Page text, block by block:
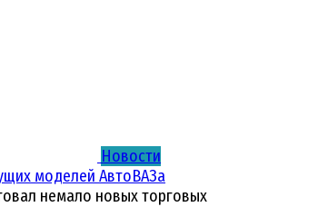
Новости
моделей АвтоВАЗа
немало новых торговых